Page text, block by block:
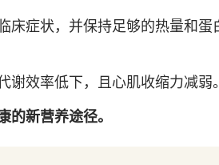
症状，并保持足够的热量和
谢效率低下，且心肌收缩力减弱
新营养途径。